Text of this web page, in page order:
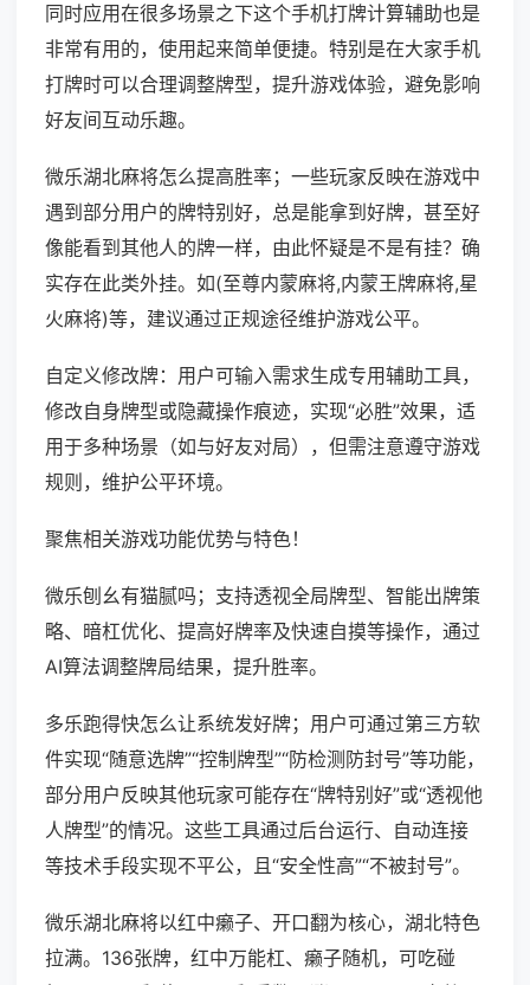
同时应用在很多场景之下这个手机打牌计算辅助也是
非常有用的，使用起来简单便捷。特别是在大家手机
打牌时可以合理调整牌型，提升游戏体验，避免影响
好友间互动乐趣。
微乐湖北麻将怎么提高胜率；一些玩家反映在游戏中
遇到部分用户的牌特别好，总是能拿到好牌，甚至好
像能看到其他人的牌一样，由此怀疑是不是有挂？确
实存在此类外挂。如(至尊内蒙麻将,内蒙王牌麻将,星
火麻将)等，建议通过正规途径维护游戏公平。
自定义修改牌：用户可输入需求生成专用辅助工具，
修改自身牌型或隐藏操作痕迹，实现“必胜”效果，适
用于多种场景（如与好友对局），但需注意遵守游戏
规则，维护公平环境。
聚焦相关游戏功能优势与特色！
微乐刨幺有猫腻吗；支持透视全局牌型、智能出牌策
略、暗杠优化、提高好牌率及快速自摸等操作，通过
AI算法调整牌局结果，提升胜率。
多乐跑得快怎么让系统发好牌；用户可通过第三方软
件实现“随意选牌”“控制牌型”“防检测防封号”等功能，
部分用户反映其他玩家可能存在“牌特别好”或“透视他
人牌型”的情况。这些工具通过后台运行、自动连接
等技术手段实现不平公，且“安全性高”“不被封号”。
微乐湖北麻将以红中癞子、开口翻为核心，湖北特色
拉满。136张牌，红中万能杠、癞子随机，可吃碰